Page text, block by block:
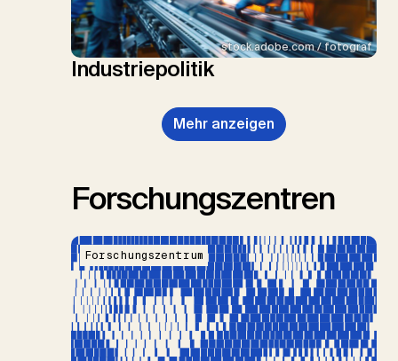
stock.adobe.com / fotograf
Industriepolitik
Mehr anzeigen
Forschungszentren
Forschungszentrum